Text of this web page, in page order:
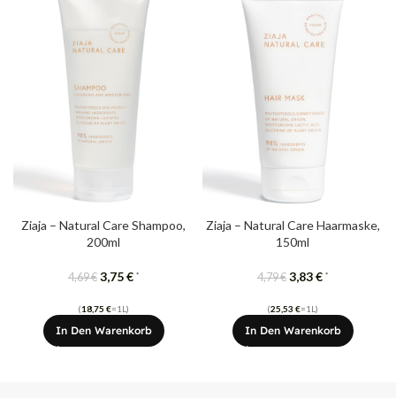
Ziaja – Natural Care Shampoo,
200ml
4,69€ 3,75€ *
(18,75 €=1L)
In Den Warenkorb
Ziaja – Natural Care Haarmaske,
150ml
4,79€ 3,83€ *
(25,53 €=1L)
In Den Warenkorb